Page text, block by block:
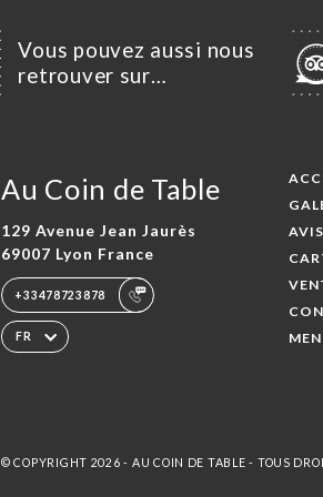
Vous pouvez aussi nous
retrouver sur…
Au Coin de Table
129 Avenue Jean Jaurès
69007 Lyon France
+33478723878
FR
AVIS
© COPYRIGHT 2026 - AU COIN DE TABLE - TOUS